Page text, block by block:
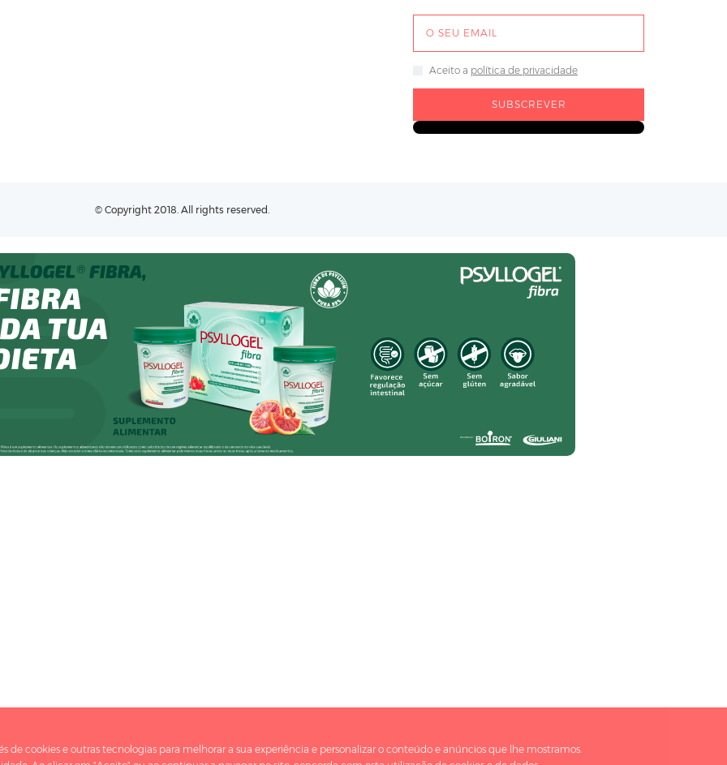
Aceito a política de privacidade
© Copyright 2018. All rights reserved.
de cookies e outras tecnologias para melhorar a sua experiência e personalizar o conteúdo e anúncios que lhe mostramos.